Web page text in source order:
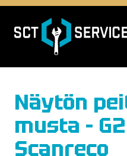
Näytön
musta –
Scanreco